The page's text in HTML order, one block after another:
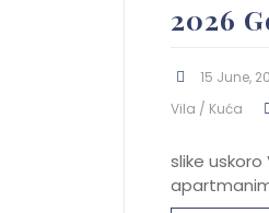
2026
15 June,
Vila / Kuća
slike